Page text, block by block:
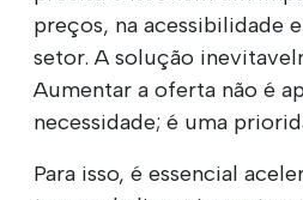
preços, na acessibilidade
setor. A solução
Aumentar a oferta não é
necessidade; é uma
Para isso, é essencial